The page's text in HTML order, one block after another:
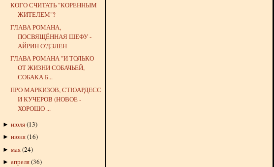
КОГО СЧИТАТЬ "КОРЕННЫМ
ЖИТЕЛЕМ"?
ГЛАВА РОМАНА,
ПОСВЯЩЁННАЯ ШЕФУ -
АЙРИН О'ДЭЛЕН
ГЛАВА РОМАНА "И ТОЛЬКО
ОТ ЖИЗНИ СОБАЧЬЕЙ,
СОБАКА Б...
ПРО МАРКИЗОВ, СТЮАРДЕСС
И КУЧЕРОВ (НОВОЕ -
ХОРОШО ...
► июля(13)
► июня(16)
► мая(24)
► апреля(36)